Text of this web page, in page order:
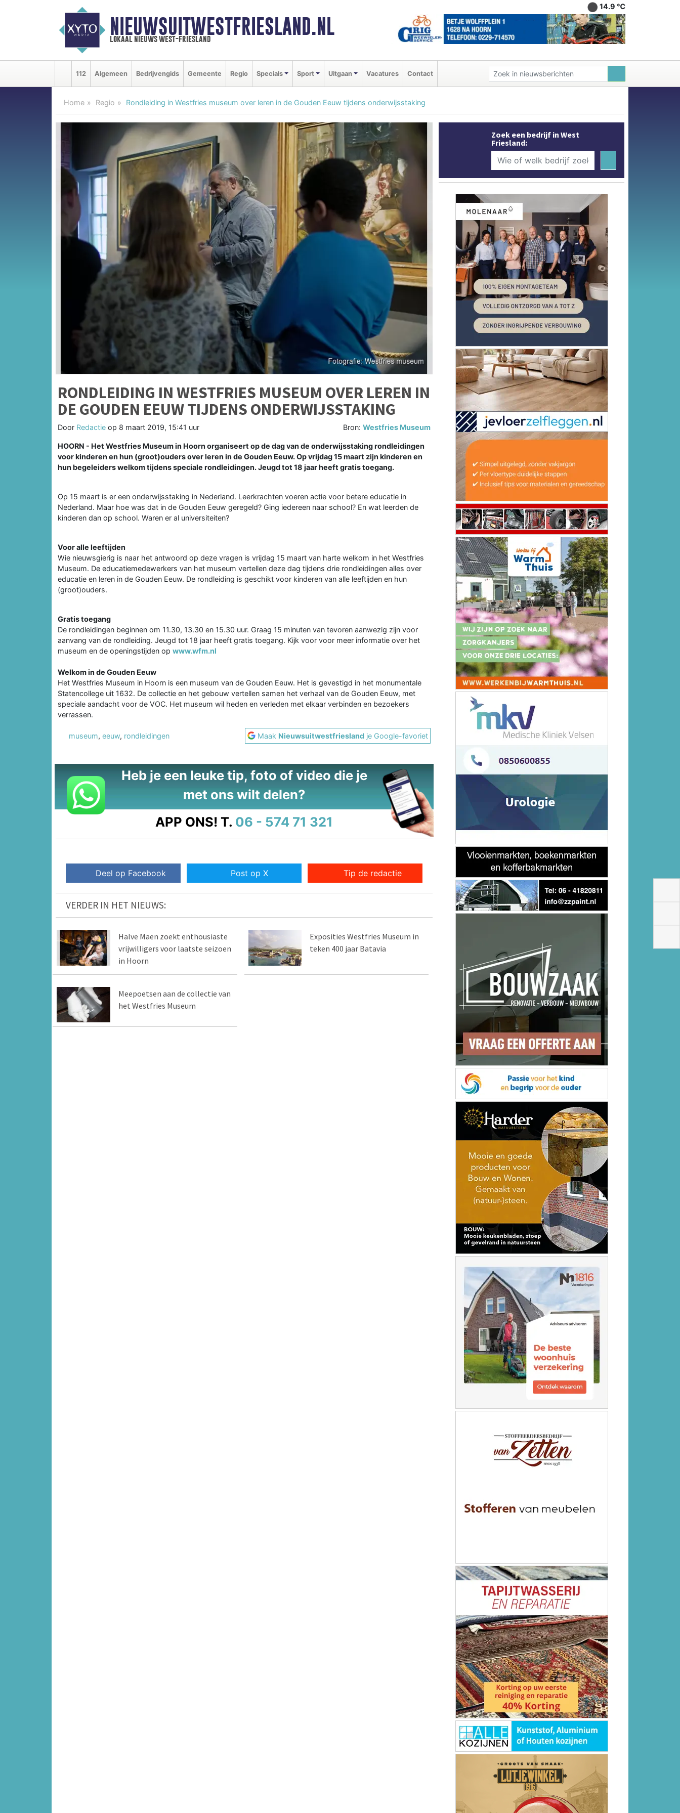
NIEUWSUITWESTFRIESLAND.NL
lokaal nieuws west-friesland
14.9 ℃
112 Algemeen Bedrijvengids Gemeente Regio Specials Sport Uitgaan Vacatures Contact
Home Regio Rondleiding in Westfries museum over leren in de Gouden Eeuw tijdens onderwijsstaking
RONDLEIDING IN WESTFRIES MUSEUM OVER LEREN IN
DE GOUDEN EEUW TIJDENS ONDERWIJSSTAKING
Door Redactie op 8 maart 2019, 15:41 uur Bron:Westfries Museum
HOORN - Het Westfries Museum in Hoorn organiseert op de dag van de onderwijsstaking rondleidingen
voor kinderen en hun (groot)ouders over leren in de Gouden Eeuw. Op vrijdag 15 maart zijn kinderen en
hun begeleiders welkom tijdens speciale rondleidingen. Jeugd tot 18 jaar heeft gratis toegang.
Op 15 maart is er een onderwijsstaking in Nederland. Leerkrachten voeren actie voor betere educatie in
Nederland. Maar hoe was dat in de Gouden Eeuw geregeld? Ging iedereen naar school? En wat leerden de
kinderen dan op school. Waren er al universiteiten?
Voor alle leeftijden
Wie nieuwsgierig is naar het antwoord op deze vragen is vrijdag 15 maart van harte welkom in het Westfries
Museum. De educatiemedewerkers van het museum vertellen deze dag tijdens drie rondleidingen alles over
educatie en leren in de Gouden Eeuw. De rondleiding is geschikt voor kinderen van alle leeftijden en hun
(groot)ouders.
Gratis toegang
De rondleidingen beginnen om 11.30, 13.30 en 15.30 uur. Graag 15 minuten van tevoren aanwezig zijn voor
aanvang van de rondleiding. Jeugd tot 18 jaar heeft gratis toegang. Kijk voor voor meer informatie over het
museum en de openingstijden op www.wfm.nl
Welkom in de Gouden Eeuw
Het Westfries Museum in Hoorn is een museum van de Gouden Eeuw. Het is gevestigd in het monumentale
Statencollege uit 1632. De collectie en het gebouw vertellen samen het verhaal van de Gouden Eeuw, met
speciale aandacht voor de VOC. Het museum wil heden en verleden met elkaar verbinden en bezoekers
verrassen.
museum, eeuw, rondleidingen Maak Nieuwsuitwestfriesland je Google-favoriet
Heb je een leuke tip, foto of video die je
met ons wilt delen?
APP ONS! T. 06 - 574 71 321
Deel op Facebook Post op X Tip de redactie
VERDER IN HET NIEUWS:
Halve Maen zoekt enthousiaste
vrijwilligers voor laatste seizoen
in Hoorn
Exposities Westfries Museum in
teken 400 jaar Batavia
Meepoetsen aan de collectie van
het Westfries Museum
Zoek een bedrijf in West
Friesland: